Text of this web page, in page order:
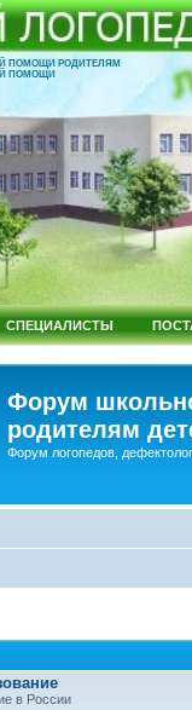
ПОМОЩИ РОДИТЕЛЯМ
ПОМОЩИ
СПЕЦИАЛИСТЫ
Форум
родителям
Форум логопедов,
в России